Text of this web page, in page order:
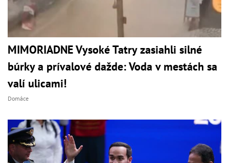
MIMORIADNE Vysoké Tatry zasiahli silné
búrky a prívalové dažde: Voda v mestách sa
valí ulicami!
Domáce